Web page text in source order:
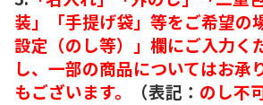
装」「手提げ袋」等をご希望の
設定（のし等）」欄にご入力く
し、一部の商品についてはお承
もございます。
（表記： のし不